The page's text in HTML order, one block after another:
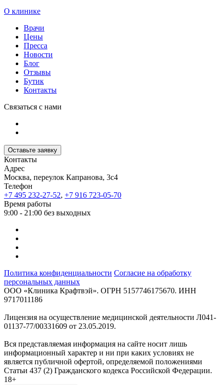
О клинике
Врачи
Цены
Пресса
Новости
Блог
Отзывы
Бутик
Контакты
Связаться с нами
Оставьте заявку
Контакты
Адрес
Москва, переулок Капранова, 3с4
Телефон
+7 495 232-27-52, +7 916 723-05-70
Время работы
9:00 - 21:00 без выходных
Политика конфиденциальности Согласие на обработку
персональных данных
ООО «Клиника Крафтвэй». ОГРН 5157746175670. ИНН
9717011186
Лицензия на осуществление медицинской деятельности Л041-
01137-77/00331609 от 23.05.2019.
Вся представляемая информация на сайте носит лишь
информационный характер и ни при каких условиях не
является публичной офертой, определяемой положениями
Статьи 437 (2) Гражданского кодекса Российской Федерации.
18+